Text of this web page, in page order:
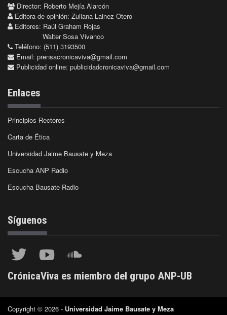
Director: Roberto Mejía Alarcón
Editora de opinión: Zuliana Lainez Otero
Editores: Raúl Graham Rojas
Walter Sosa Vivanco
Teléfono: (511) 3193500
Email: prensacronicaviva@gmail.com
Publicidad online: publicidadcronicaviva@gmail.com
Enlaces
Principios Rectores
Carta de Ética
Universidad Jaime Bausate y Meza
Escucha ANP Radio
Escucha Bausate Radio
Síguenos
CrónicaViva es miembro del grupo ANP-UB
Copyright © 2026 - Universidad Jaime Bausate y Meza